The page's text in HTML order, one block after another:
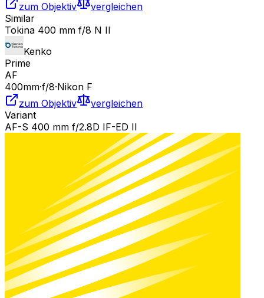
zum Objektiv
vergleichen
Similar
Tokina 400 mm f/8 N II
Kenko
Prime
AF
400mm·f/8·Nikon F
zum Objektiv
vergleichen
Variant
AF-S 400 mm f/2.8D IF-ED II